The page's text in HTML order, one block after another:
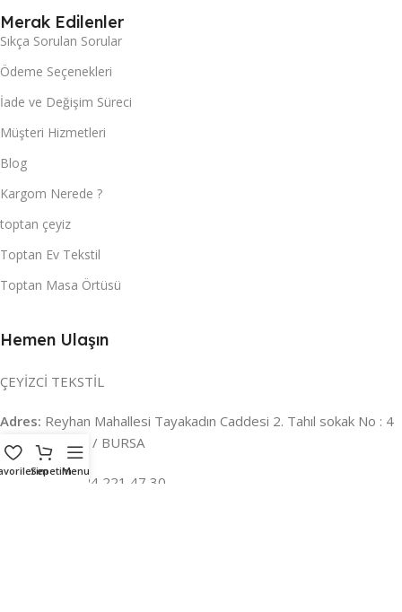
Merak Edilenler
Sıkça Sorulan Sorular
Ödeme Seçenekleri
İade ve Değişim Süreci
Müşteri Hizmetleri
Blog
Kargom Nerede ?
toptan çeyiz
Toptan Ev Tekstil
Toptan Masa Örtüsü
Hemen Ulaşın
ÇEYİZCİ TEKSTİL
Adres: Reyhan Mahallesi Tayakadın Caddesi 2. Tahıl sokak No : 4
/ a Osmangazi / BURSA
İLETİŞİM : 0224 221 47 30
SepetimMenu